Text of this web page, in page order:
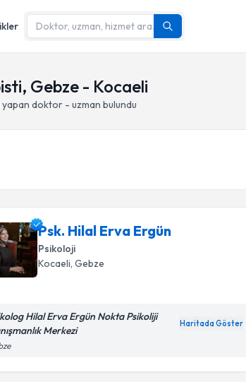
Gebze - Kocaeli
doktor - uzman bulundu
Psk. Hilal Erva Ergün
Psikoloji
Kocaeli, Gebze
Hilal Erva Ergün Nokta Psikoliji
Merkezi
Haritada Göster